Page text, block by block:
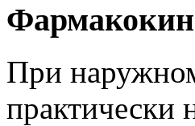
При
практически